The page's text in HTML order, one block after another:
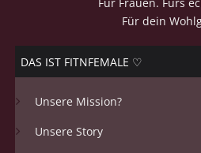
Für dein
DAS IST FITNFEMALE ♡
Unsere Mission?
Unsere Story